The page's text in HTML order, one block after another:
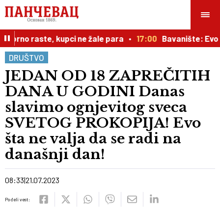
raste, kupci ne žale para 17:00 Bavanište: Evo
DRUŠTVO
JEDAN OD 18 ZAPREČITIH
DANA U GODINI Danas
slavimo ognjevitog sveca
SVETOG PROKOPIJA! Evo
šta ne valja da se radi na
današnji dan!
08:33 21.07.2023
Podeli vest: